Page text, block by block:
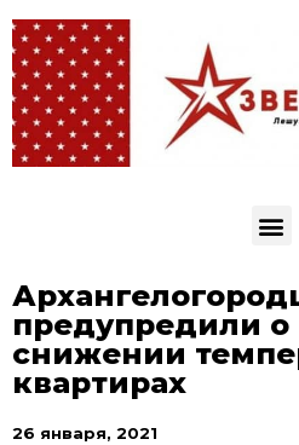
предупредили
снижении
квартирах
26 января, 2021